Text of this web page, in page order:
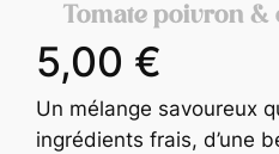
Tomate poivron &
5,00 €
Un mélange savoureux
ingrédients frais, d’une